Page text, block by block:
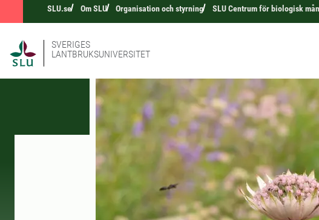
SLU.se Om SLU Organisation och styrning SLU Centrum för biologisk
SVERIGES
LANTBRUKSUNIVERSITET